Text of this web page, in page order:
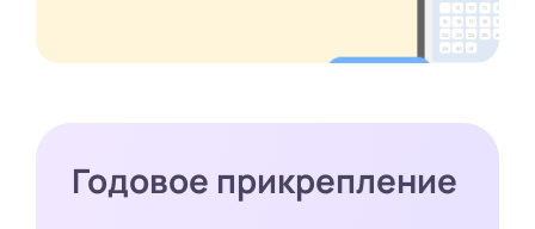
Годовое прикрепление